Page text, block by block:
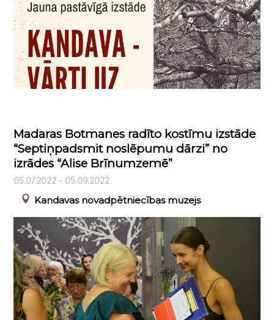
Madaras Botmanes radīto kostīmu izstāde
“Septiņpadsmit noslēpumu dārzi” no
izrādes “Alise Brīnumzemē”
05.07.2022 - 05.09.2022
Kandavas novadpētniecības muzejs